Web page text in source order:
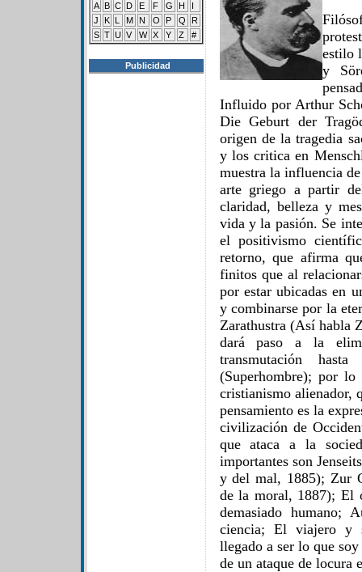
A B C D E F G H
I
J
K L M N O P Q
R
S T U V W X Y Z #
Publicidad
estilo
y
Influido por Arthur
Die Geburt der
origen de la tragedia
y los critica en
muestra la influencia
arte griego a partir
claridad, belleza y
vida y la pasión. Se
el positivismo
retorno, que afirma
finitos que al
por estar ubicadas en
y combinarse por la
Zarathustra (Así habla
dará paso a la
transmutación
(Superhombre); por
cristianismo alienador,
pensamiento es la
civilización de
que ataca a la
importantes son
y del mal, 1885); Zur
de la moral, 1887); El
demasiado humano;
ciencia; El viajero y
llegado a ser lo que
de un ataque de locura